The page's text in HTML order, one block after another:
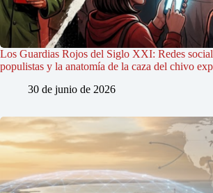
Los Guardias Rojos del Siglo XXI: Redes
populistas y la anatomía de la caza del chivo
30 de junio de 2026